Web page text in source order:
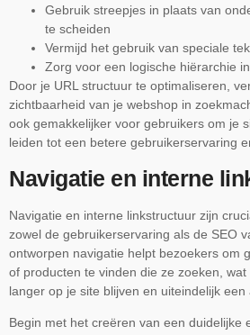
Gebruik streepjes in plaats van
te scheiden
Vermijd het gebruik van speciale
Zorg voor een logische hiërarchie in
Door je URL structuur te optimaliseren,
zichtbaarheid van je webshop in
ook gemakkelijker voor gebruikers om je
leiden tot een betere gebruikerservaring
Navigatie en interne
Navigatie en interne linkstructuur zijn
zowel de gebruikerservaring als de SEO
ontworpen navigatie helpt bezoekers om
of producten te vinden die ze zoeken,
langer op je site blijven en uiteindelijk een
Begin met het creëren van een duidelijke